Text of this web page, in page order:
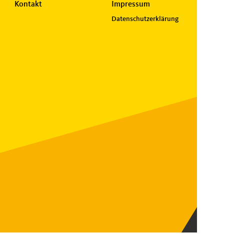
Kontakt Impressum
Datenschutzerklärung